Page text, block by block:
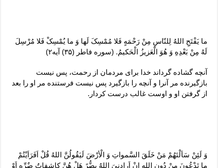
ما یَفْتَحِ اللهُ لِلنّاسِ مِنْ رَحْمَهٍ فَلا مُمْسِکَ لَها وَ ما یُمْسِکْ فَلا مُرْسِلَ
لَهُ مِنْ بَعْدِهِ وَ هُوَ الْعَزیزُ الْحَکیمُ. (سوره فاطر (۳۵) آیه۲)
آنچه گشاده گرداند خدا برای مردمان از رحمت، پس نیست
بازگیرنده مر آنرا و ‌آنچه را بازگیرد پس نیست فرستنده مر او را بعد
از گرفتن او و اوست غالب درست کردار.
وَ لَئِنْ سَاَلْتَهُمْ مَنْ خَلَقَ السَّمواتِ وَ الْأرْضَ لَیَقُولُنَّ اللهُ قُلْ اَفَرَاَیْتُمْ
ما تَدْعُونَ مِنْ دُونِ اللهِ اِنْ اَرادِنیَ اللهُ بِضُّرً هَلْ هُنَّ کاشِفاتُ ضٌرِّهِ اَوْ